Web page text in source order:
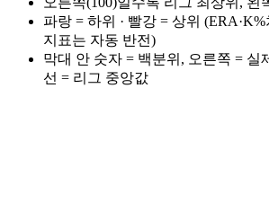
파랑 = 하위 · 빨강 = 상위
지표는 자동 반전)
막대 안 숫자 = 백분위, 오른쪽 = 실
선 = 리그 중앙값